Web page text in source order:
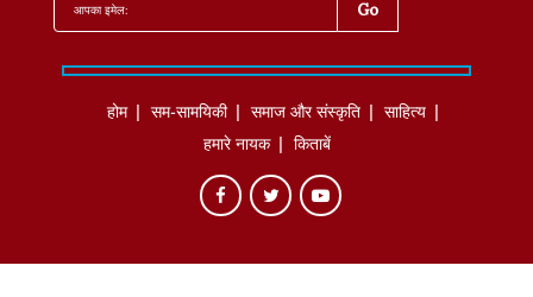
होम सम-सामयिकी समाज और संस्कृति
साहित्‍य
हमारे नायक
किताबें